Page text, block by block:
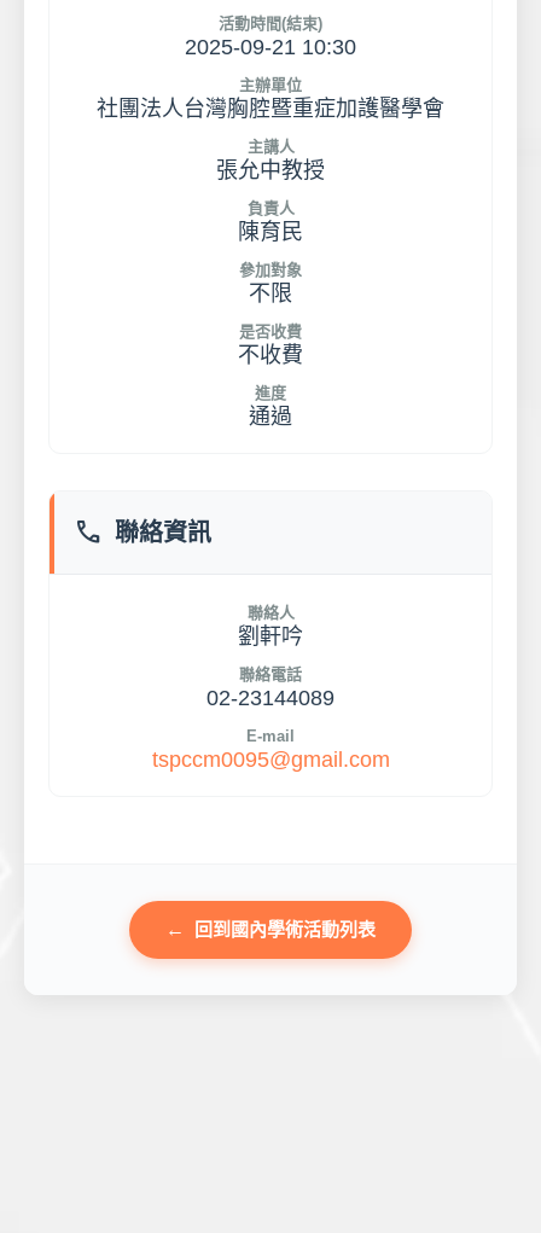
活動時間(結束)
2025-09-21 10:30
主辦單位
社團法人台灣胸腔暨重症加護醫學會
主講人
張允中教授
負責人
陳育民
參加對象
不限
是否收費
不收費
進度
通過
phone 聯絡資訊
聯絡人
劉軒吟
聯絡電話
02-23144089
E-mail
tspccm0095@gmail.com
回到國內學術活動列表